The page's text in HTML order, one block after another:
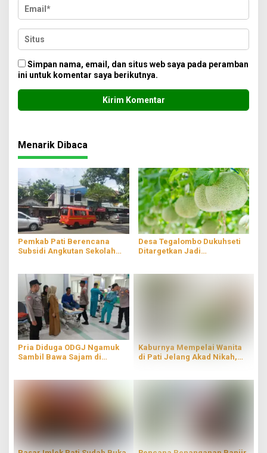
Simpan nama, email, dan situs web saya pada peramban
ini untuk komentar saya berikutnya.
Menarik Dibaca
Pemkab Pati Berencana
Subsidi Angkutan Sekolah
Desa Tegalombo Dukuhseti
Ditargetkan Jadi
Pria Diduga ODGJ Ngamuk
Sambil Bawa Sajam di
Kaburnya Mempelai Wanita
di Pati Jelang Akad Nikah,